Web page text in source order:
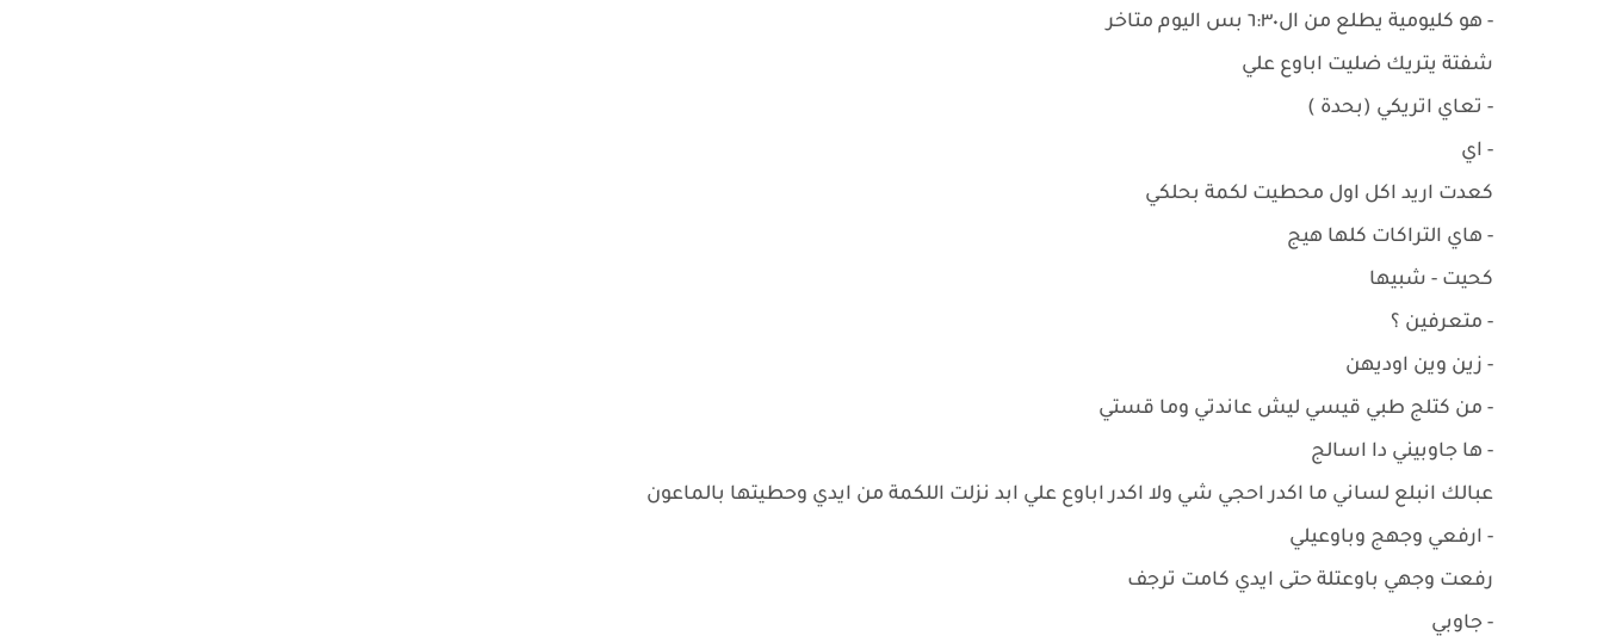
- هو كليومية يطلع من ال٦:٣٠ بس اليوم متاخر
شفتة يتريك ضليت اباوع علي
- تعاي اتريكي (بحدة )
- اي
كعدت اريد اكل اول محطيت لكمة بحلكي
- هاي التراكات كلها هيج
كحيت - شبيها
- متعرفين ؟
- زين وين اوديهن
- من كتلج طبي قيسي ليش عاندتي وما قستي
- ها جاوبيني دا اسالج
عبالك انبلع لساني ما اكدر احجي شي ولا اكدر اباوع علي ابد نزلت اللكمة من ايدي وحطيتها بالماعون
- ارفعي وجهج وباوعيلي
رفعت وجهي باوعتلة حتى ايدي كامت ترجف
- جاوبي